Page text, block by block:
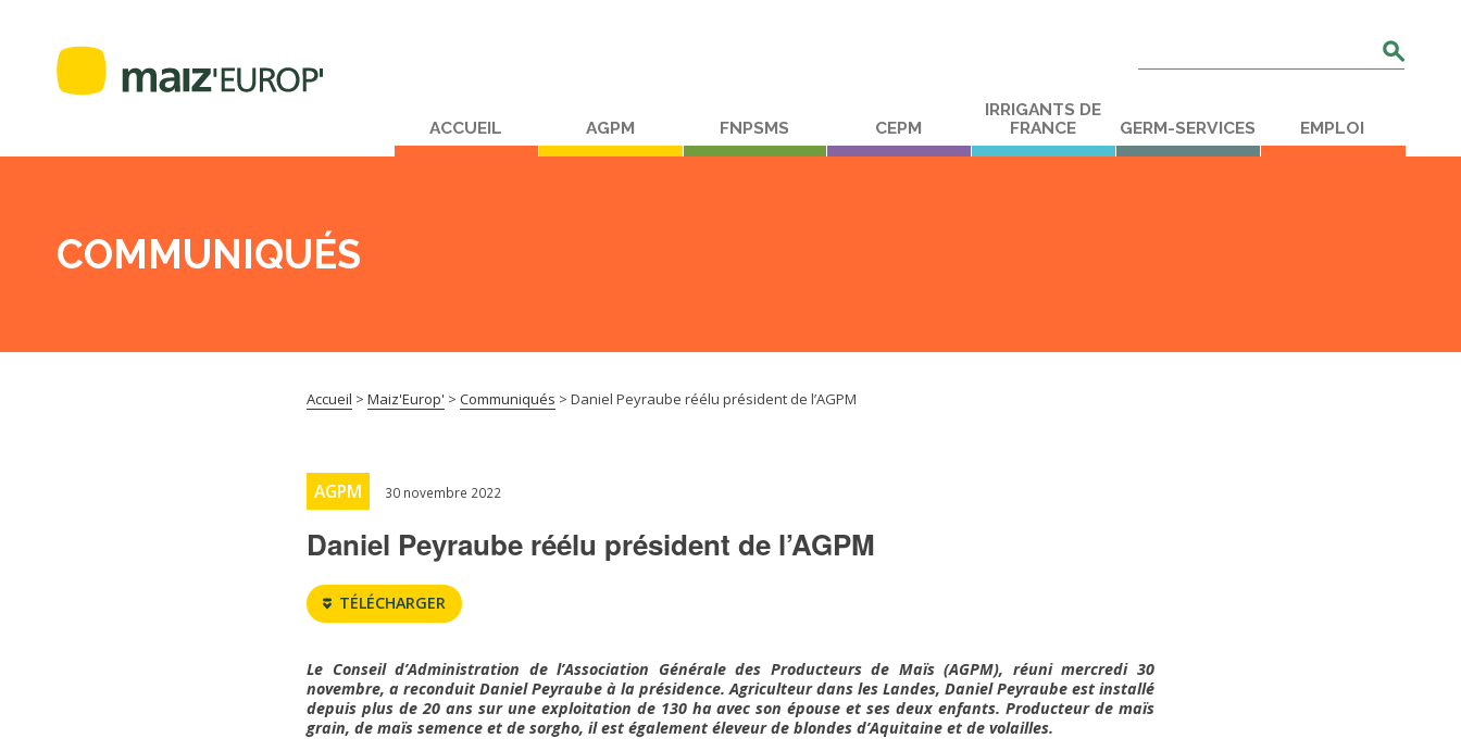
:
ACCUEIL AGPM FNPSMS CEPM
IRRIGANTS DE
FRANCE
GERM-SERVICES EMPLOI
COMMUNIQUÉS
Accueil > Maiz'Europ' > Communiqués > Daniel Peyraube réélu président de l’AGPM
AGPM 30 novembre 2022
Daniel Peyraube réélu président de l’AGPM
TÉLÉCHARGER
Le Conseil d’Administration de l’Association Générale des Producteurs de Maïs (AGPM), réuni mercredi 30
novembre, a reconduit Daniel Peyraube à la présidence. Agriculteur dans les Landes, Daniel Peyraube est installé
depuis plus de 20 ans sur une exploitation de 130 ha avec son épouse et ses deux enfants. Producteur de maïs
grain, de maïs semence et de sorgho, il est également éleveur de blondes d’Aquitaine et de volailles.